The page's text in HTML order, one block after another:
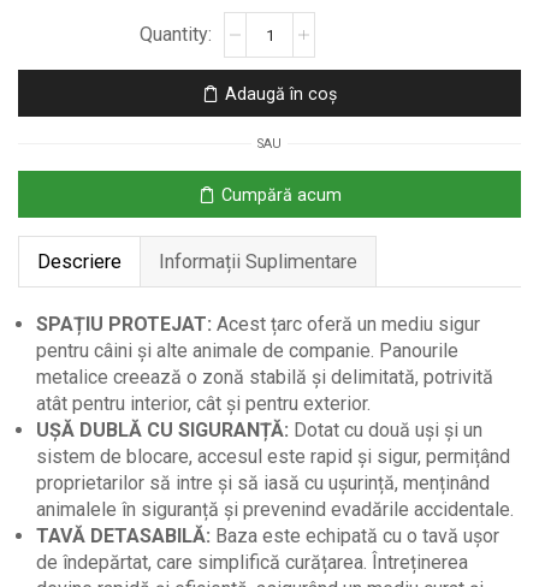
Metalic
pentru
4
Panouri
cu
Ușă
și
Tavă
Detasabilă
Adaugă în coș
SAU
Cumpără acum
Descriere Informații Suplimentare
SPAȚIU PROTEJAT: Acest țarc oferă un mediu sigur
pentru câini și alte animale de companie. Panourile
metalice creează o zonă stabilă și delimitată, potrivită
atât pentru interior, cât și pentru exterior.
UȘĂ DUBLĂ CU SIGURANȚĂ: Dotat cu două uși și un
sistem de blocare, accesul este rapid și sigur, permițând
proprietarilor să intre și să iasă cu ușurință, menținând
animalele în siguranță și prevenind evadările accidentale.
TAVĂ DETASABILĂ: Baza este echipată cu o tavă ușor
de îndepărtat, care simplifică curățarea. Întreținerea